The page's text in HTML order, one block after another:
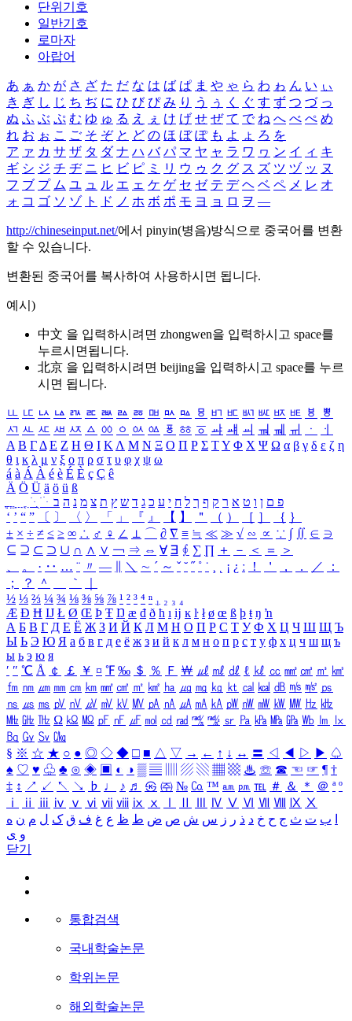
단위기호
일반기호
로마자
아랍어
あ ぁ か が さ ざ た だ な は ば ぱ ま や ゃ ら わ ゎ ん い ぃ
き ぎ し じ ち ぢ に ひ び ぴ み り う ぅ く ぐ す ず つ づ っ
ぬ ふ ぶ ぷ む ゆ ゅ る え ぇ け げ せ ぜ て で ね へ べ ぺ め
れ お ぉ こ ご そ ぞ と ど の ほ ぼ ぽ も よ ょ ろ を
ア ァ カ サ ザ タ ダ ナ ハ バ パ マ ヤ ャ ラ ワ ヮ ン イ ィ キ
ギ シ ジ チ ヂ ニ ヒ ビ ピ ミ リ ウ ゥ ク グ ス ズ ツ ヅ ッ ヌ
フ ブ プ ム ユ ュ ル エ ェ ケ ゲ セ ゼ テ デ ヘ ベ ペ メ レ オ
ォ コ ゴ ソ ゾ ト ド ノ ホ ボ ポ モ ヨ ョ ロ ヲ ―
http://chineseinput.net/에서 pinyin(병음)방식으로 중국어를 변환
할 수 있습니다.
변환된 중국어를 복사하여 사용하시면 됩니다.
예시)
中文 을 입력하시려면 zhongwen을 입력하시고 space를
누르시면됩니다.
北京 을 입력하시려면 beijing을 입력하시고 space를 누르
시면 됩니다.
ㅥ ㅦ ㅧ ㅨ ㅩ ㅪ ㅫ ㅬ ㅭ ㅮ ㅯ ㅰ ㅱ ㅲ ㅳ ㅴ ㅵ ㅶ ㅷ ㅸ
ㅹ
ㅺ ㅻ ㅼ ㅽ ㅾ ㅿ ㆀ ㆁ ㆂ ㆃ ㆄ ㆅ ㆆ ㆇ ㆈ ㆉ ㆊ ㆋ ㆌ ㆍ
ㆎ
Α Β ΓΔ Ε Ζ Η Θ Ι ΚΛ Μ Ν Ξ Ο Π Ρ Σ ΤΥ Φ Χ Ψ Ω α β γ δ ε ζ η
θ ι κ λ μ ν ξ ο π ρ σ τ υ φ χ ψ ω
á à Á À é è É È ç Ç ê
Ä Ö Ü ä ö ü ß
ִֶֹ ֻּ ׁׂ פ ם ן ו ט א ר ק ף ך ל ח י ע כ ג ד ש ץ ת צ מ נ ה ב
‘ ’ “ ” 〔 〕 〈 〉 「 」 『 』 【 】 ＂ （ ） ［ ］ ｛ ｝
± × ÷ ≠ ≤ ≥ ∞ ∴ ♂ ♀ ∠ ⊥ ⌒ ∂ ∇ ≡ ≒ ≪ ≫ √ ∽ ∝ ∵ ∫ ∬ ∈ ∋
⊆ ⊇ ⊂ ⊃ ∪ ∩ ∧ ∨ ￢ ⇒ ⇔ ∀ ∃ ∮ ∑ ∏ ＋ － ＜ ＝
＞
、
。 · ‥ … ¨ 〃 ― ＼ ∼ ´ ～ ˇ ˘ ˝ ˚ ˙ ¸ ¡ ¿ ː ！ ＇ ， ． ／
：
；
？ ＾ ｀
½ ⅓ ⅔ ¼ ¾ ⅛ ⅜ ⅝ ⅞ ¹ ² ³ ⁴ ⁿ ₁ ₂ ₃ ₄
Æ Ð Ħ Ĳ Ł Ø Œ Þ Ŧ Ŋ æ đ ð ħ ı ĳ ĸ ŀ ł ø œ ß þ ŧ ŋ ŉ
А Б В Г Д Е Ё Ж З И Й К Л М Н О П Р С Т У Ф Х Ц Ч Ш Щ Ъ
Ы Ь Э Ю Я а б в г д е ё ж з и й к л м н о п р с т у ф х ц ч ш щ ъ
ы ь э ю я
′ ″ ℃ Å ￠ ￡ ￥ ¤ ℉ ‰ ＄ ％ Ｆ ￦ ㎕ ㎖ ㎗ ℓ ㎘ ㏄ ㎣ ㎤ ㎥ ㎦
㎙ ㎚ ㎛ ㎜ ㎝ ㎞ ㎟ ㎠ ㎡ ㎢ ㏊ ㎍ ㎎ ㎏ ㏏ ㎈ ㎉ ㏈ ㎧ ㎨ ㎰
㎱ ㎲ ㎳ ㎴ ㎵ ㎶ ㎷ ㎸ ㎹ ㎀ ㎁ ㎂ ㎃ ㎄ ㎺ ㎻ ㎽ ㎾ ㎿ ㎐ ㎑
㎒ ㎓ ㎔ Ω ㏀ ㏁ ㎊ ㎋ ㎌ ㏖ ㏅ ㎭ ㎮ ㎯ ㏛ ㎩ ㎪ ㎫ ㎬ ㏝ ㏐
㏓
㏃ ㏉ ㏜ ㏆
§ ※ ☆ ★ ○ ● ◎ ◇ ◆ □ ■ △ ▽ → ← ↑ ↓ ↔ 〓 ◁ ◀ ▷ ▶ ♤
♠ ♡ ♥ ♧ ♣ ⊙ ◈ ▣ ◐ ◑ ▒ ▤ ▨ ▧ ▦ ▩ ♨ ☏ ☎ ☜ ☞ ¶ †
‡ ↕ ↗ ↙ ↖ ↘ ♭ ♩ ♪ ♬ ㉿ ㈜ № ㏇ ™ ㏂ ㏘ ℡ ＃ ＆ ＊ ＠ ª º
ⅰ
ⅱ ⅲ ⅳ ⅴ ⅵ ⅶ ⅷ ⅸ ⅹ Ⅳ Ⅴ Ⅵ Ⅶ Ⅷ Ⅸ Ⅹ
ب ت ث ج ح خ د ذ ر ز س ش ص ض ط ظ ع غ ف ق ک ل م ن ه
و ی
닫기
통합검색
국내학술논문
학위논문
해외학술논문